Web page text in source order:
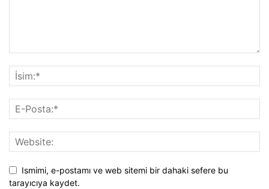
Ismimi, e-postamı ve web sitemi bir dahaki sefere bu
tarayıcıya kaydet.